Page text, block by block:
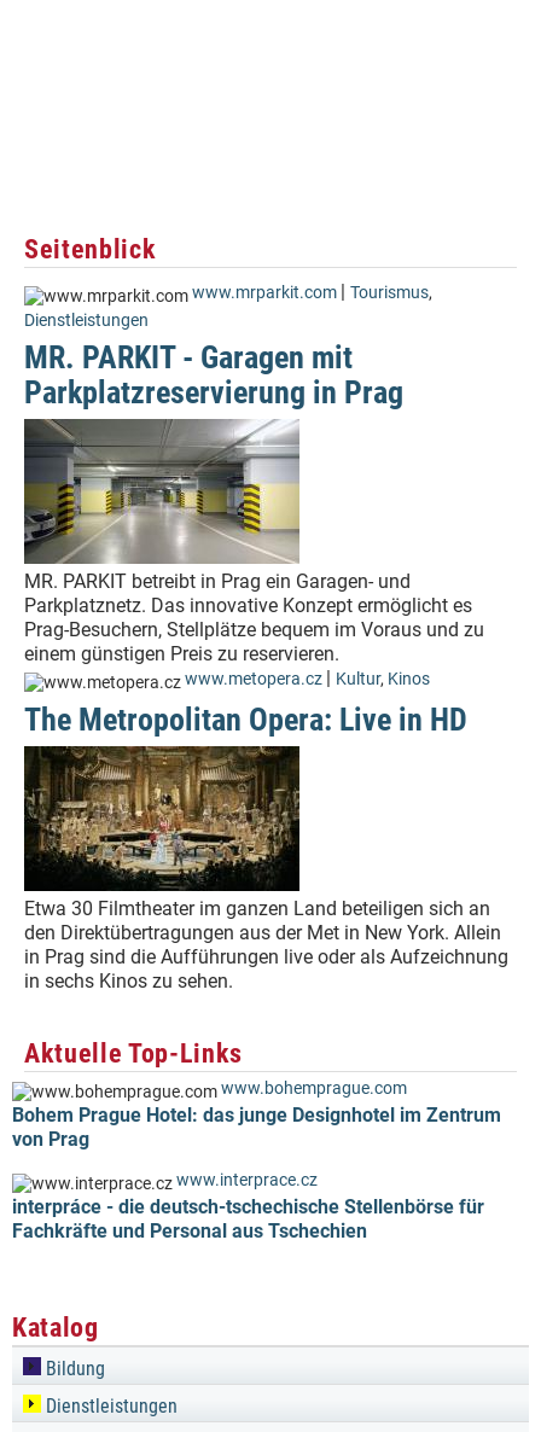
Seitenblick
www.mrparkit.com | Tourismus,
Dienstleistungen
MR. PARKIT - Garagen mit
Parkplatzreservierung in Prag
MR. PARKIT betreibt in Prag ein Garagen- und
Parkplatznetz. Das innovative Konzept ermöglicht es
Prag-Besuchern, Stellplätze bequem im Voraus und zu
einem günstigen Preis zu reservieren.
www.metopera.cz | Kultur, Kinos
The Metropolitan Opera: Live in HD
Etwa 30 Filmtheater im ganzen Land beteiligen sich an
den Direktübertragungen aus der Met in New York. Allein
in Prag sind die Aufführungen live oder als Aufzeichnung
in sechs Kinos zu sehen.
Aktuelle Top-Links
www.bohemprague.com
Bohem Prague Hotel: das junge Designhotel im Zentrum
von Prag
www.interprace.cz
interpráce - die deutsch-tschechische Stellenbörse für
Fachkräfte und Personal aus Tschechien
Katalog
Bildung
Dienstleistungen